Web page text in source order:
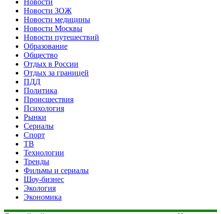
Новости
Новости ЗОЖ
Новости медицины
Новости Москвы
Новости путешествий
Образование
Общество
Отдых в России
Отдых за границей
ПДД
Политика
Происшествия
Психология
Рынки
Сериалы
Спорт
ТВ
Технологии
Тренды
Фильмы и сериалы
Шоу-бизнес
Экология
Экономика